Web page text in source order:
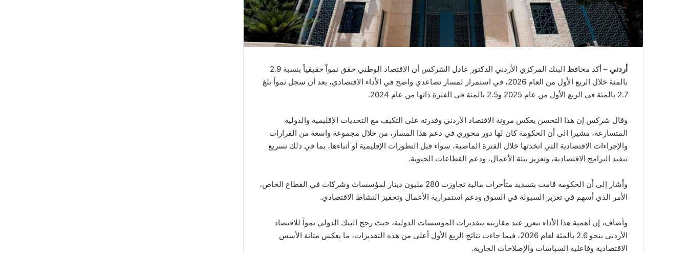
أردني
– أكد محافظ البنك المركزي الأردني الدكتور عادل الشركس أن الاقتصاد الوطني حقق نمواً حقيقياً بنسبة 2.9
بالمئة خلال الربع الأول من العام 2026، في استمرار لمسار تصاعدي واضح في الأداء الاقتصادي، بعد أن سجل نمواً بلغ
2.7 بالمئة في الربع الأول من عام 2025 و2.5 بالمئة في الفترة ذاتها من عام 2024.
وقال شركس إن هذا التحسن يعكس مرونة الاقتصاد الأردني وقدرته على التكيف مع التحديات الإقليمية والدولية
المتسارعة، مشيرا الى أن الحكومة كان لها دور محوري في دعم هذا المسار، من خلال مجموعة واسعة من القرارات
والإجراءات الاقتصادية التي اتخذتها خلال الفترة الماضية، سواء قبل التطورات الإقليمية أو أثناءها، بما في ذلك تسريع
تنفيذ البرامج الاقتصادية، وتعزيز بيئة الأعمال، ودعم القطاعات الحيوية.
وأشار إلى أن الحكومة قامت بتسديد متأخرات مالية تجاوزت 280 مليون دينار لمؤسسات وشركات في القطاع الخاص،
الأمر الذي أسهم في تعزيز السيولة في السوق ودعم استمرارية الأعمال وتحفيز النشاط الاقتصادي.
وأضاف، إن أهمية هذا الأداء تتعزز عند مقارنته بتقديرات المؤسسات الدولية، حيث رجح البنك الدولي نمواً للاقتصاد
الأردني بنحو 2.6 بالمئة لعام 2026، فيما جاءت نتائج الربع الأول أعلى من هذه التقديرات، ما يعكس متانة الأسس
الاقتصادية وفاعلية السياسات والإصلاحات الجارية.